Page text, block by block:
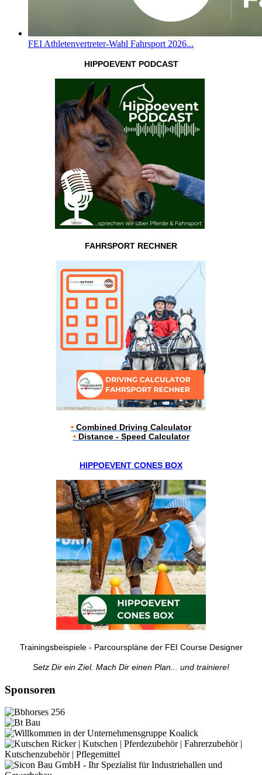
FEI Athletenvertreter-Wahl Fahrsport 2026...
HIPPOEVENT PODCAST
FAHRSPORT RECHNER
• Combined Driving Calculator
•Distance - Speed Calculator
HIPPOEVENT CONES BOX
Trainingsbeispiele - Parcourspläne der FEI Course Designer
Setz Dir ein Ziel. Mach Dir einen Plan... und trainiere!
Sponsoren